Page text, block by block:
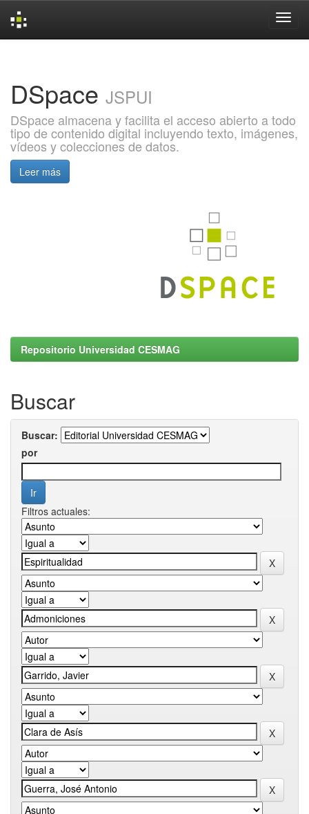
DSpace JSPUI
DSpace almacena y facilita el acceso abierto a todo
tipo de contenido digital incluyendo texto, imágenes,
vídeos y colecciones de datos.
Leer más
Repositorio Universidad CESMAG
Buscar
Buscar:
por
Filtros actuales: